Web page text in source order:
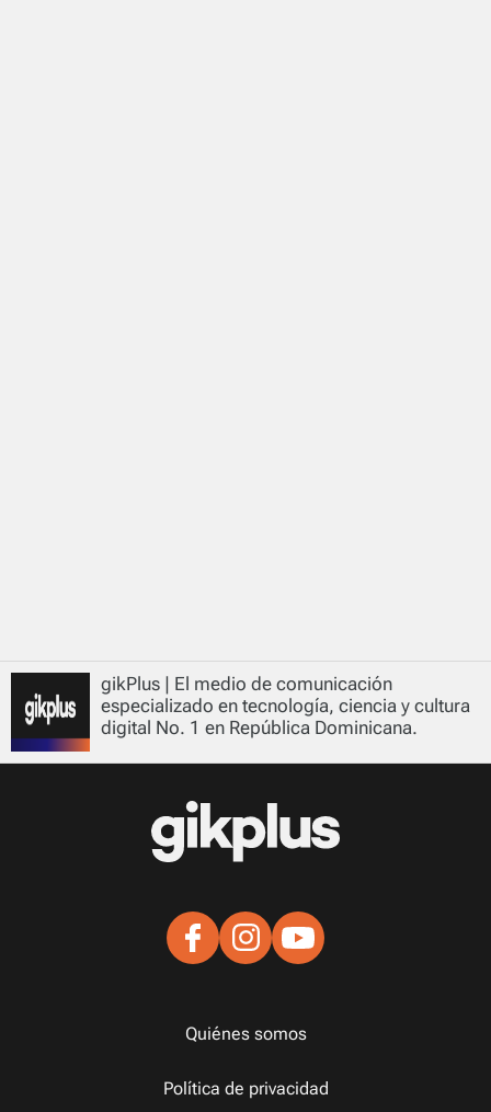
gikPlus | El medio de comunicación
especializado en tecnología, ciencia y cultura
digital No. 1 en República Dominicana.
Quiénes somos
Política de privacidad